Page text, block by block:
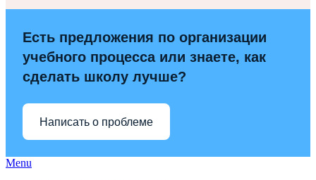
Есть предложения по организации
учебного процесса или знаете, как
сделать школу лучше?
Написать о проблеме
Menu